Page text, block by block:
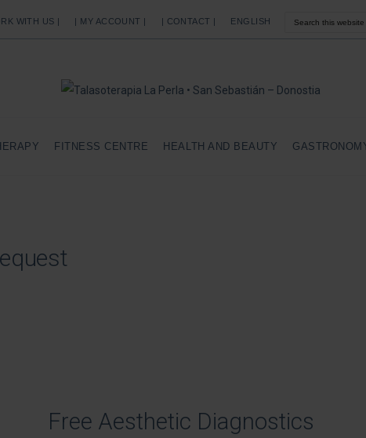
WITH US | | MY ACCOUNT | | CONTACT | ENGLISH
FITNESS CENTRE HEALTH AND BEAUTY
Free Aesthetic Diagnostics